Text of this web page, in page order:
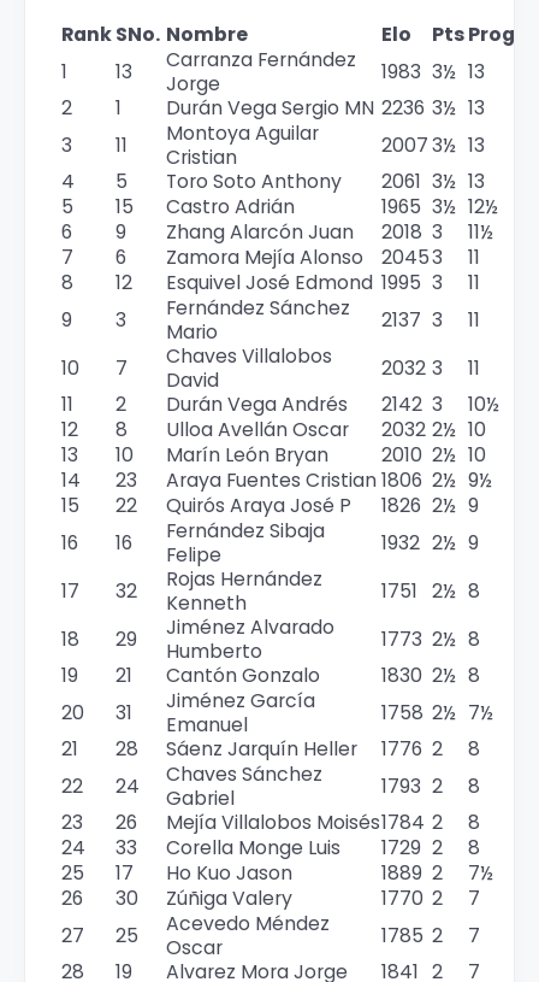
RankSNo. Nombre Elo PtsProg
1
13
Carranza Fernández
Jorge
1983 3½ 13
2
1 Durán Vega Sergio MN 2236 3½ 13
3
11
Montoya Aguilar
Cristian
20073½ 13
4
5 Toro Soto Anthony 2061 3½ 13
5
15 Castro Adrián 1965 3½ 12½
6
9 Zhang Alarcón Juan 2018 3
11½
7
6 Zamora Mejía Alonso 20453
11
8
12 Esquivel José Edmond 1995 3
11
9
3
Fernández Sánchez
Mario
2137 3
11
10
7
Chaves Villalobos
David
2032 3
11
11
2 Durán Vega Andrés 2142 3
10½
12
8 Ulloa Avellán Oscar 2032 2½ 10
13
10 Marín León Bryan 2010 2½ 10
14
23 Araya Fuentes Cristian1806 2½ 9½
15
22 Quirós Araya José P 1826 2½ 9
16
16
Fernández Sibaja
Felipe
1932 2½ 9
17
32
Rojas Hernández
Kenneth
1751 2½ 8
18
29
Jiménez Alvarado
Humberto
1773 2½ 8
19
21 Cantón Gonzalo 1830 2½ 8
20
31
Jiménez García
Emanuel
1758 2½ 7½
21
28 Sáenz Jarquín Heller 1776 2
8
22
24
Chaves Sánchez
Gabriel
1793 2
8
23
26 Mejía Villalobos Moisés1784 2
8
24
33 Corella Monge Luis 1729 2
8
25
17 Ho Kuo Jason 1889 2
7½
26
30 Zúñiga Valery 1770 2
7
27
25
Acevedo Méndez
Oscar
1785 2
7
28
19 Alvarez Mora Jorge 1841 2 7